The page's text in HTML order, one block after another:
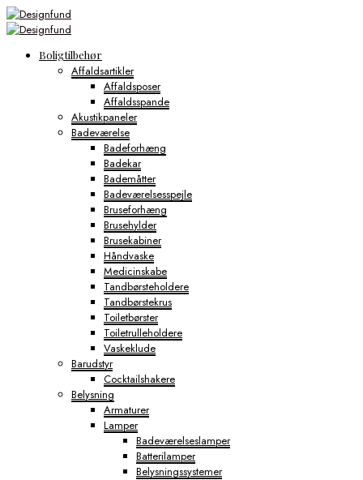
Boligtilbehør
Affaldsartikler
Affaldsposer
Affaldsspande
Akustikpaneler
Badeværelse
Badeforhæng
Badekar
Bademåtter
Badeværelsesspejle
Bruseforhæng
Brusehylder
Brusekabiner
Håndvaske
Medicinskabe
Tandbørsteholdere
Tandbørstekrus
Toiletbørster
Toiletrulleholdere
Vaskeklude
Barudstyr
Cocktailshakere
Belysning
Armaturer
Lamper
Badeværelseslamper
Batterilamper
Belysningssystemer